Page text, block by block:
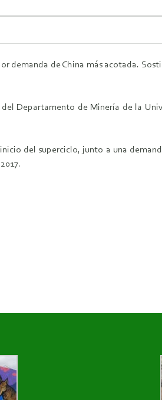
de China más acotada.
Departamento de Minería de la
del superciclo, junto a una